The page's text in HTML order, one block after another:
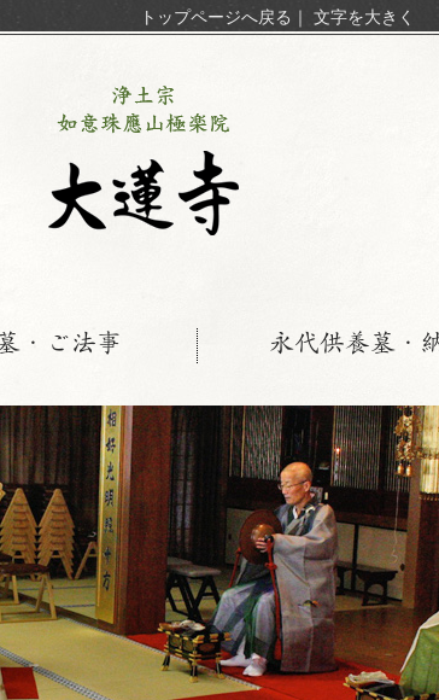
トップページへ戻る ｜ 文字を大きく
・ご法事 永代供養墓・